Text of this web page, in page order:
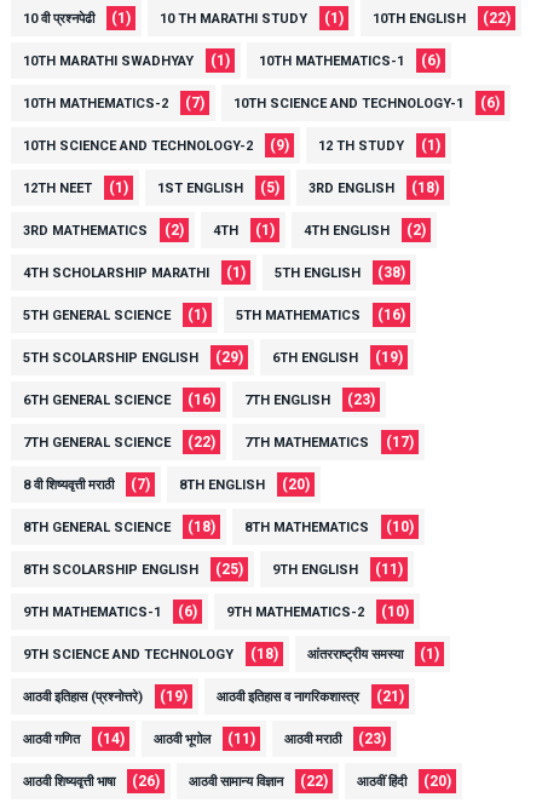
10 वी प्रश्नपेढी (1) 10 TH MARATHI STUDY (1) 10TH ENGLISH (22)
10TH MARATHI SWADHYAY (1) 10TH MATHEMATICS-1 (6)
10TH MATHEMATICS-2 (7) 10TH SCIENCE AND TECHNOLOGY-1 (6)
10TH SCIENCE AND TECHNOLOGY-2 (9) 12 TH STUDY (1)
12TH NEET (1) 1ST ENGLISH (5) 3RD ENGLISH (18)
3RD MATHEMATICS (2) 4TH (1) 4TH ENGLISH (2)
4TH SCHOLARSHIP MARATHI (1) 5TH ENGLISH (38)
5TH GENERAL SCIENCE (1) 5TH MATHEMATICS (16)
5TH SCOLARSHIP ENGLISH (29) 6TH ENGLISH (19)
6TH GENERAL SCIENCE (16) 7TH ENGLISH (23)
7TH GENERAL SCIENCE (22) 7TH MATHEMATICS (17)
8 वी शिष्यवृत्ती मराठी (7) 8TH ENGLISH (20)
8TH GENERAL SCIENCE (18) 8TH MATHEMATICS (10)
8TH SCOLARSHIP ENGLISH (25) 9TH ENGLISH (11)
9TH MATHEMATICS-1 (6) 9TH MATHEMATICS-2 (10)
9TH SCIENCE AND TECHNOLOGY (18) आंतरराष्ट्रीय समस्या (1)
आठवी इतिहास (प्रश्नोत्तरे) (19) आठवी इतिहास व नागरिकशास्त्र (21)
आठवी गणित (14) आठवी भूगोल (11) आठवी मराठी (23)
आठवी शिष्यवृत्ती भाषा (26) आठवी सामान्य विज्ञान (22) आठवीं हिंदी (20)